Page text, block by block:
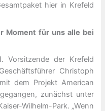
hier in Krefeld
Moment für uns alle bei
Vorsitzende der Krefeld
Christoph
dem Projekt American
zunächst unter
Wilhelm-Park. „Wenn